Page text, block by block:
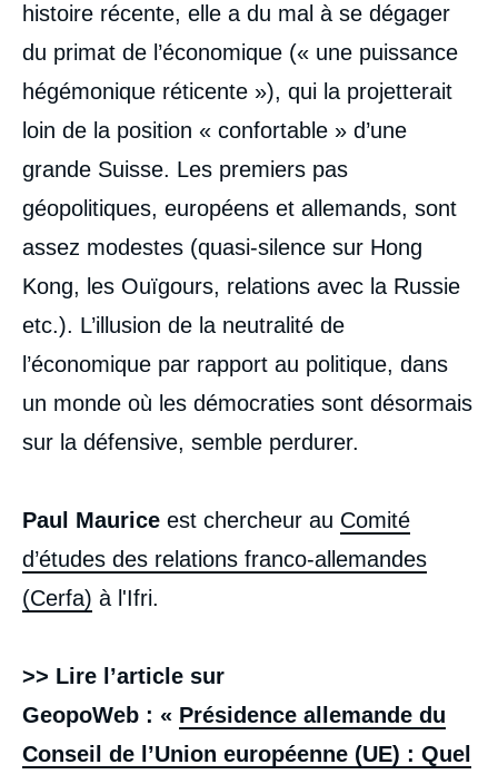
histoire récente, elle a du mal à se dégager
du primat de l’économique (« une puissance
hégémonique réticente »), qui la projetterait
loin de la position « confortable » d’une
grande Suisse. Les premiers pas
géopolitiques, européens et allemands, sont
assez modestes (quasi-silence sur Hong
Kong, les Ouïgours, relations avec la Russie
etc.). L’illusion de la neutralité de
l’économique par rapport au politique, dans
un monde où les démocraties sont désormais
sur la défensive, semble perdurer.
Paul Maurice est chercheur au Comité
d’études des relations franco-allemandes
(Cerfa) à l'Ifri.
>> Lire l’article sur
GeopoWeb : « Présidence allemande du
Conseil de l’Union européenne (UE) : Quel